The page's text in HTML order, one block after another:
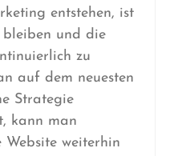
entstehen, ist
bleiben und die
zu
auf dem neuesten
Strategie
kann man
Website weiterhin